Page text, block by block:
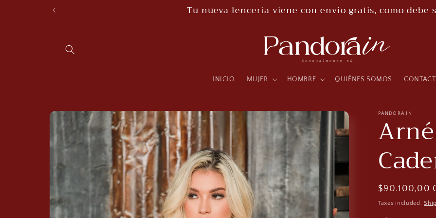
INICIO MUJER HOMBRE QUIÉNES SOMOS
Skip to
product
information
PANDORA IN
Regular
price
$90.100,00
Taxes included.